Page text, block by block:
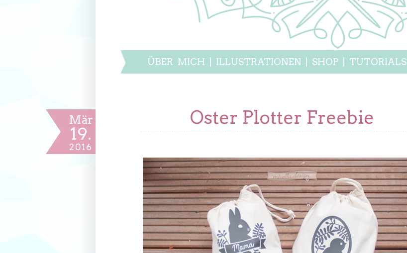
ÜBER MICH ILLUSTRATIONEN SHOP TUTORIALS
Mär
19.
2016
Oster Plotter Freebie